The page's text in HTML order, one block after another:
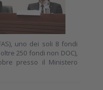
uno dei soli 8 fondi
250 fondi non DOC),
presso il Ministero